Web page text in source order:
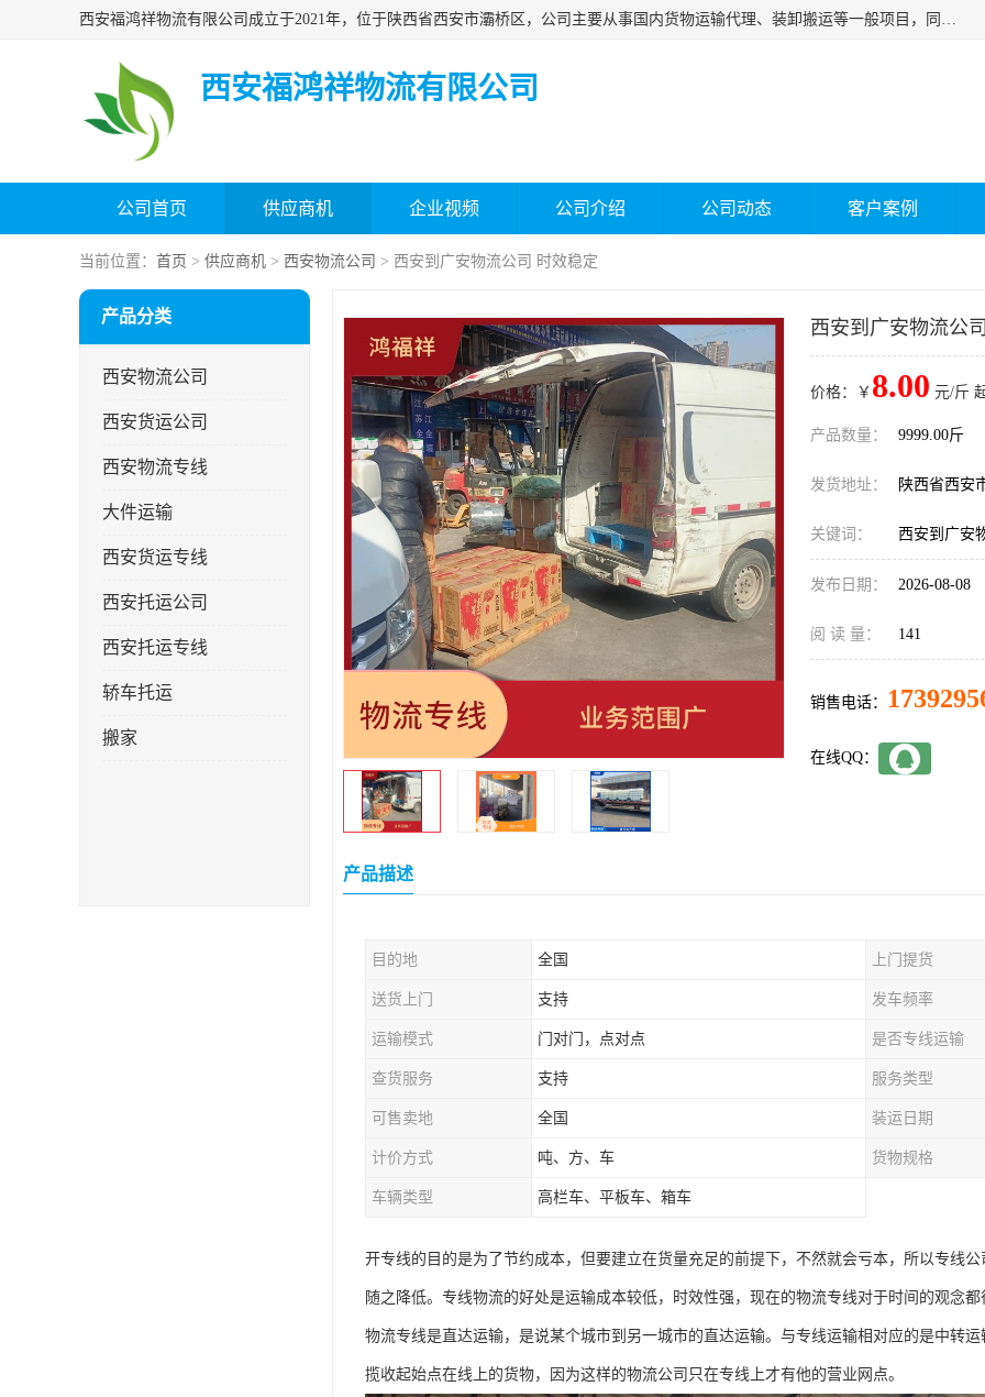
西安福鸿祥物流有限公司成立于2021年，位于陕西省西安市灞桥区，公司主要从事国内货物运输代理、装卸搬运等一般项目，同时具备道路货物运输（不含危险货物）的许可资质。凭借专业的物流服务和*的运输能力，公司致力于为客户提供安全、可靠的物流解决方案，满足多样化的运输需求，助力企业*运营。
西安福鸿祥物流有限公司
公司首页 供应商机 企业视频 公司介绍 公司动态 客户案例
当前位置： 首页 > 供应商机 > 西安物流公司 > 西安到广安物流公司 时效稳定
产品分类
西安物流公司
西安货运公司
西安物流专线
大件运输
西安货运专线
西安托运公司
西安托运专线
轿车托运
搬家
西安到广安物流公
价格：￥ 8.00 元/斤
产品数量： 9999.00斤
发货地址： 陕西省西安
关键词： 西安到广安
发布日期： 2026-08-08
阅 读 量： 141
销售电话：
在线QQ：
产品描述
目的地 全国 上门提货
送货上门 支持 发车频率
运输模式 门对门，点对点 是否专线运输
查货服务 支持 服务类型
可售卖地 全国 装运日期
计价方式 吨、方、车 货物规格
车辆类型 高栏车、平板车、箱车
开专线的目的是为了节约成本，但要建立在货量充足的前提下，不然就会亏本，所以专线
随之降低。专线物流的好处是运输成本较低，时效性强，现在的物流专线对于时间的观念
物流专线是直达运输，是说某个城市到另一城市的直达运输。与专线运输相对应的是中转
揽收起始点在线上的货物，因为这样的物流公司只在专线上才有他的营业网点。